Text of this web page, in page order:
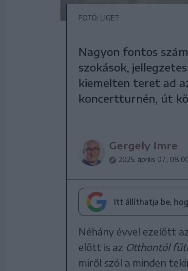
FOTÓ: LIGET
Nagyon fontos
szokások,
kiemelten teret ad
koncertturnén, út
Gergely Imre
2025. április 07.,
Itt állíthatja be,
Néhány évvel ezelőtt
előtt is az Otthontól
miről szól a minden